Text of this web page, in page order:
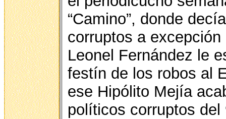
“Camino”, donde
corruptos a
Leonel Fernández le
festín de los robos al
ese Hipólito Mejía
políticos corruptos